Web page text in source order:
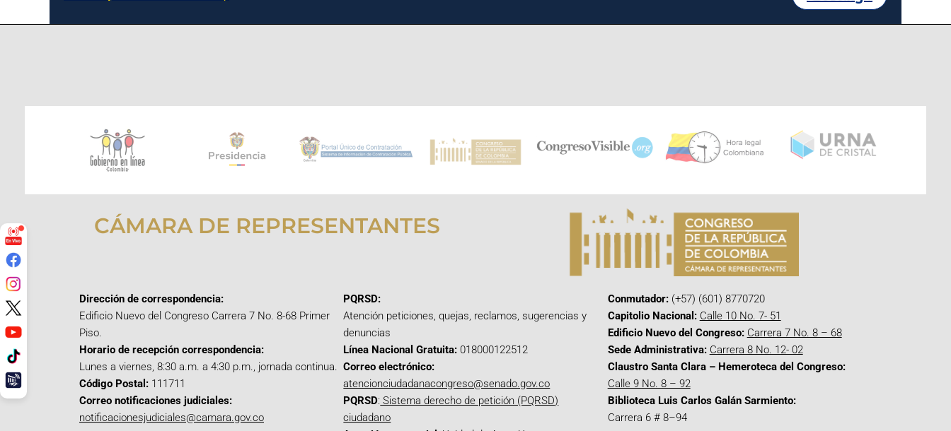
CÁMARA DE REPRESENTANTES
Dirección de correspondencia:
Edificio Nuevo del Congreso Carrera 7 No. 8-68 Primer
Piso.
Horario de recepción correspondencia:
Lunes a viernes, 8:30 a.m. a 4:30 p.m., jornada continua.
Código Postal: 111711
Correo notificaciones judiciales:
notificacionesjudiciales@camara.gov.co
PQRSD:
Atención peticiones, quejas, reclamos, sugerencias y
denuncias
Línea Nacional Gratuita: 018000122512
Correo electrónico:
atencionciudadanacongreso@senado.gov.co
PQRSD: Sistema derecho de petición (PQRSD)
ciudadano
Conmutador:(+57) (601) 8770720
Capitolio Nacional: Calle 10 No. 7- 51
Edificio Nuevo del Congreso: Carrera 7 No. 8 – 68
Sede Administrativa: Carrera 8 No. 12- 02
Claustro Santa Clara – Hemeroteca del Congreso:
Calle 9 No. 8 – 92
Biblioteca Luis Carlos Galán Sarmiento:
Carrera 6 # 8–94